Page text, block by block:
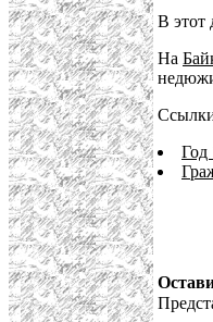
В этот
На
Год